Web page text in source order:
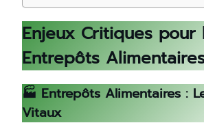
Enjeux Critiques pour
Entrepôts
🏭 Entrepôts Alimentaires :
Vitaux